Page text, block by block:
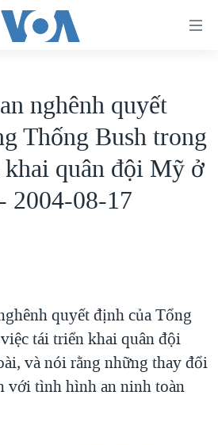
MẠI CỦA MỸ: QUÁ KHỨ VÀ HIỆN
2024
TẠI DẢI GAZA
nghênh quyết
Thống Bush trong
quân đội Mỹ ở
2004-08-17
quyết định của Tổng
tái triển khai quân đội
và nói rằng những thay đổi
với tình hình an ninh toàn